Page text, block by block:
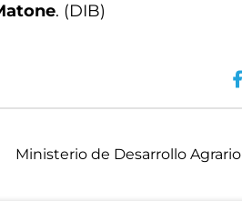
. (DIB)
Ministerio de Desarrollo Agrario